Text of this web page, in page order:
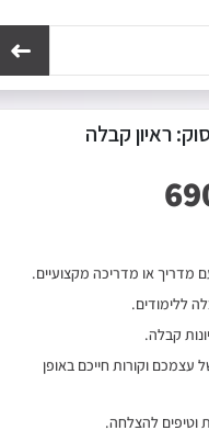
לימודי פרא-רפואה -ראיון קבלה
מדריך או מדריכה מקצועיים.
ללימודים.
קבלה.
עצמכם וקורות חייכם באופן